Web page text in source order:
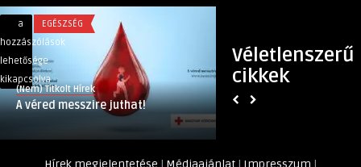
Véletlenszerű
cikkek
véred
messzire
juthat!
bejegyzéshez
a
hozzászólások
lehetősége
kikapcsolva
EGÉSZSÉG
(Nem) Titkolt Hírek
A véred messzire juthat!
csiszológépek
sokszínűsége
lehetősége
kikapcsolva
Hírek megjelentetése | Médiaajánlat | Impresszum |